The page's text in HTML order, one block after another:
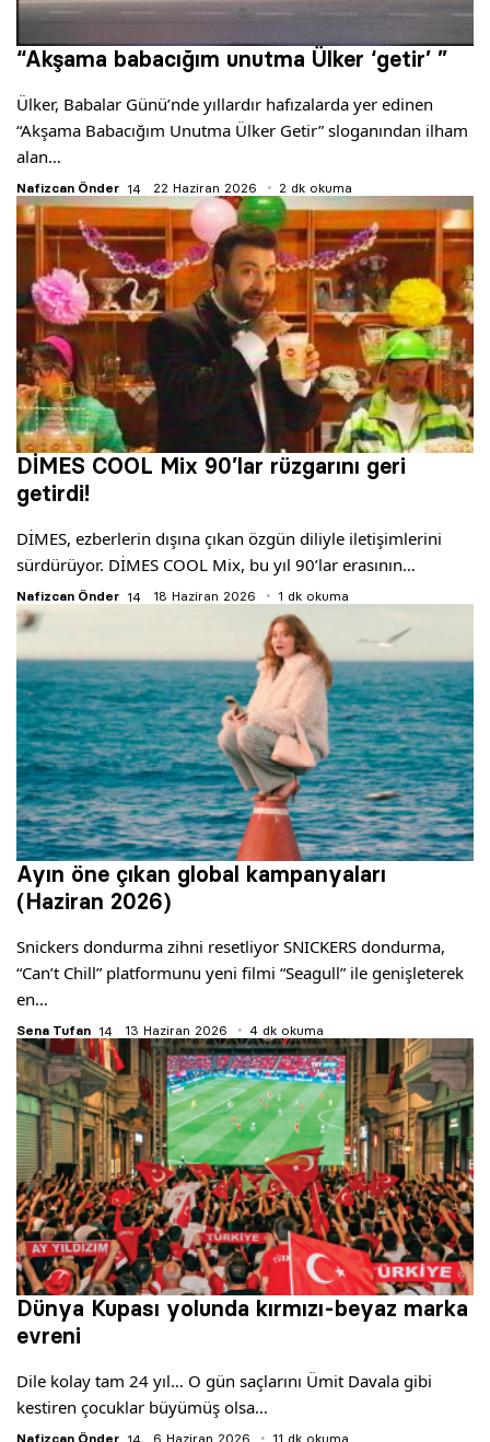
“Akşama babacığım unutma Ülker ‘getir’ ”
Ülker, Babalar Günü’nde yıllardır hafızalarda yer edinen
“Akşama Babacığım Unutma Ülker Getir” sloganından ilham
alan…
Nafizcan Önder 22 Haziran 2026 2 dk okuma
DİMES COOL Mix 90’lar rüzgarını geri
getirdi!
DİMES, ezberlerin dışına çıkan özgün diliyle iletişimlerini
sürdürüyor. DİMES COOL Mix, bu yıl 90’lar erasının…
Nafizcan Önder 18 Haziran 2026 1 dk okuma
Ayın öne çıkan global kampanyaları
(Haziran 2026)
Snickers dondurma zihni resetliyor SNICKERS dondurma,
“Can’t Chill” platformunu yeni filmi “Seagull” ile genişleterek
en…
Sena Tufan 13 Haziran 2026 4 dk okuma
Dünya Kupası yolunda kırmızı-beyaz marka
evreni
Dile kolay tam 24 yıl… O gün saçlarını Ümit Davala gibi
kestiren çocuklar büyümüş olsa…
Nafizcan Önder 6 Haziran 2026 11 dk okuma